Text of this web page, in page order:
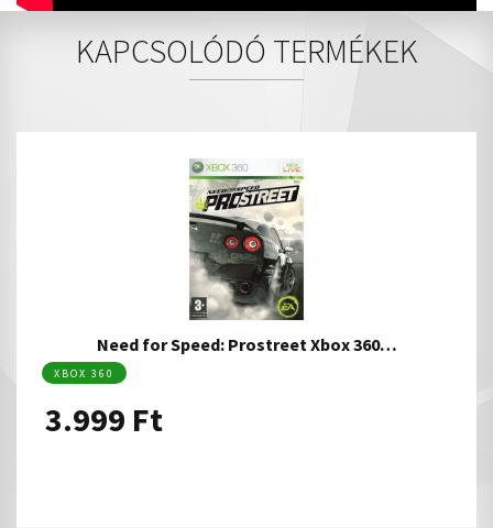
KAPCSOLÓDÓ TERMÉKEK
Need for Speed: Prostreet Xbox 360…
XBOX 360
3.999 Ft